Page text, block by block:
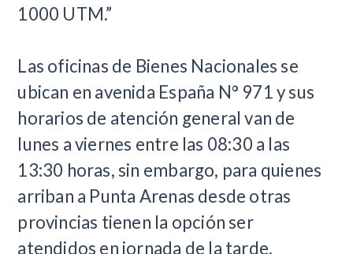
1000 UTM.”
Las oficinas de Bienes Nacionales se
ubican en avenida España N° 971 y sus
horarios de atención general van de
lunes a viernes entre las 08:30 a las
13:30 horas, sin embargo, para quienes
arriban a Punta Arenas desde otras
provincias tienen la opción ser
atendidos en jornada de la tarde.